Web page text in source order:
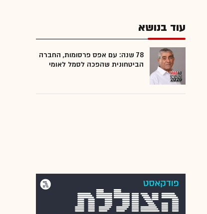
עוד בנושא
78 שנה: עם אפס פרסומות, החברה
הביטחונית שהפכה לסמל לאומי